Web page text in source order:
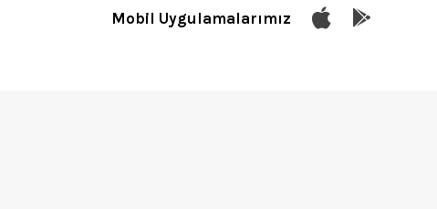
Mobil Uygulamalarımız